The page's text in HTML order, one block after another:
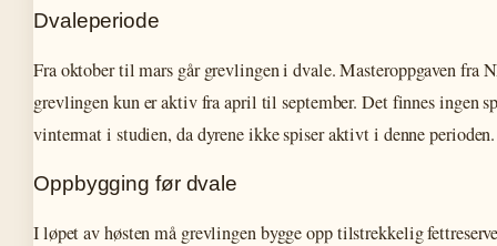
Dvaleperiode
Fra oktober til mars går grevlingen i dvale. Masteroppgaven fra
grevlingen kun er aktiv fra april til september. Det finnes ingen
vintermat i studien, da dyrene ikke spiser aktivt i denne perioden.
Oppbygging før dvale
I løpet av høsten må grevlingen bygge opp tilstrekkelig